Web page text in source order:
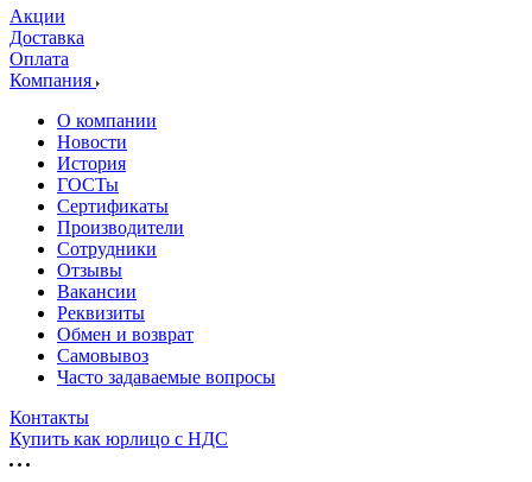
Акции
Доставка
Оплата
Компания
О компании
Новости
История
ГОСТы
Сертификаты
Производители
Сотрудники
Отзывы
Вакансии
Реквизиты
Обмен и возврат
Самовывоз
Часто задаваемые вопросы
Контакты
Купить как юрлицо с НДС